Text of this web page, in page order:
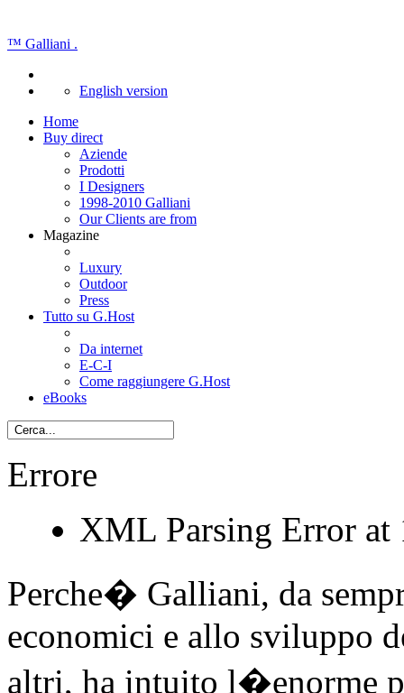
™ Galliani .
English version
Home
Buy direct
Aziende
Prodotti
I Designers
1998-2010 Galliani
Our Clients are from
Magazine
Luxury
Outdoor
Press
Tutto su G.Host
Da internet
E-C-I
Come raggiungere G.Host
eBooks
Errore
XML Parsing Error at
Perche� Galliani, da
economici e allo sviluppo
altri, ha intuito l�enorme